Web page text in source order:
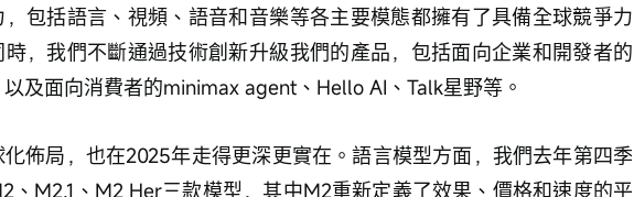
，包括語言、視頻、語音和音樂等各主要模態都擁有了具備全球競爭力
時，我們不斷通過技術創新升級我們的產品，包括面向企業和開發者的
及面向消費者的minimax agent、Hello AI、Talk星野等。
佈局，也在2025年走得更深更實在。語言模型方面，我們去年第四季
、M2.1、M2 Her三款模型，其中M2重新定義了效果、價格和速度的平